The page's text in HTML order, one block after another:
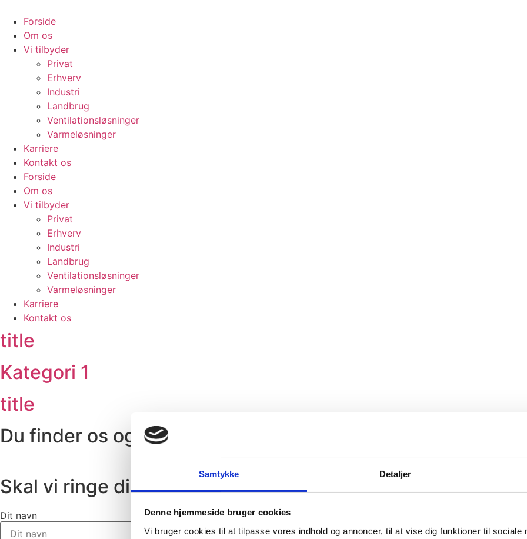
Samtykke Detaljer
Denne hjemmeside bruger cookies
Vi bruger cookies til at tilpasse vores indhold og annoncer, til at vise dig funktioner til sociale
indhold
Forside
Om os
Vi tilbyder
Privat
Erhverv
Industri
Landbrug
Ventilationsløsninger
Varmeløsninger
Karriere
Kontakt os
Forside
Om os
Vi tilbyder
Privat
Erhverv
Industri
Landbrug
Ventilationsløsninger
Varmeløsninger
Karriere
Kontakt os
title
Kategori 1
title
Du finder os også her
Skal vi ringe dig op?
Dit navn